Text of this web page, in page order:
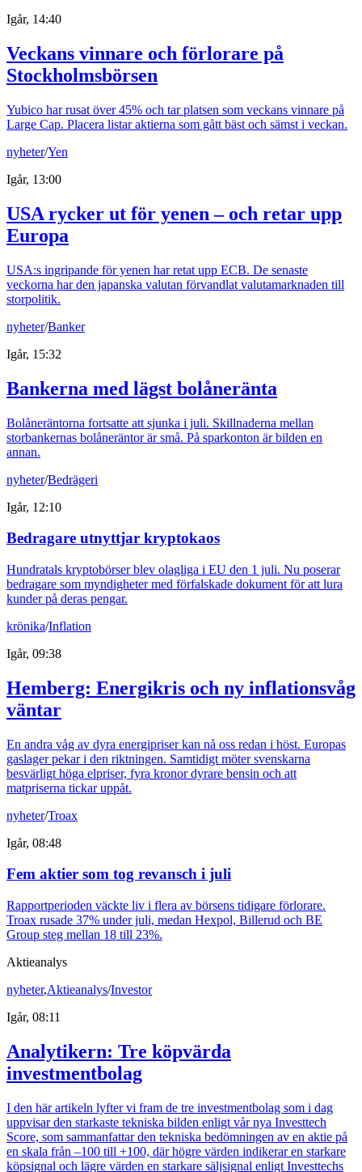
Igår, 14:40
Veckans vinnare och förlorare på
Stockholmsbörsen
Yubico har rusat över 45% och tar platsen som veckans vinnare på
Large Cap. Placera listar aktierna som gått bäst och sämst i veckan.
nyheter/Yen
Igår, 13:00
USA rycker ut för yenen – och retar upp
Europa
USA:s ingripande för yenen har retat upp ECB. De senaste
veckorna har den japanska valutan förvandlat valutamarknaden till
storpolitik.
nyheter/Banker
Igår, 15:32
Bankerna med lägst bolåneränta
Bolåneräntorna fortsatte att sjunka i juli. Skillnaderna mellan
storbankernas bolåneräntor är små. På sparkonton är bilden en
annan.
nyheter/Bedrägeri
Igår, 12:10
Bedragare utnyttjar kryptokaos
Hundratals kryptobörser blev olagliga i EU den 1 juli. Nu poserar
bedragare som myndigheter med förfalskade dokument för att lura
kunder på deras pengar.
krönika/Inflation
Igår, 09:38
Hemberg: Energikris och ny inflationsvåg
väntar
En andra våg av dyra energipriser kan nå oss redan i höst. Europas
gaslager pekar i den riktningen. Samtidigt möter svenskarna
besvärligt höga elpriser, fyra kronor dyrare bensin och att
matpriserna tickar uppåt.
nyheter/Troax
Igår, 08:48
Fem aktier som tog revansch i juli
Rapportperioden väckte liv i flera av börsens tidigare förlorare.
Troax rusade 37% under juli, medan Hexpol, Billerud och BE
Group steg mellan 18 till 23%.
Aktieanalys
nyheter,Aktieanalys/Investor
Igår, 08:11
Analytikern: Tre köpvärda
investmentbolag
I den här artikeln lyfter vi fram de tre investmentbolag som i dag
uppvisar den starkaste tekniska bilden enligt vår nya Investtech
Score, som sammanfattar den tekniska bedömningen av en aktie på
en skala från –100 till +100, där högre värden indikerar en starkare
köpsignal och lägre värden en starkare säljsignal enligt Investtechs